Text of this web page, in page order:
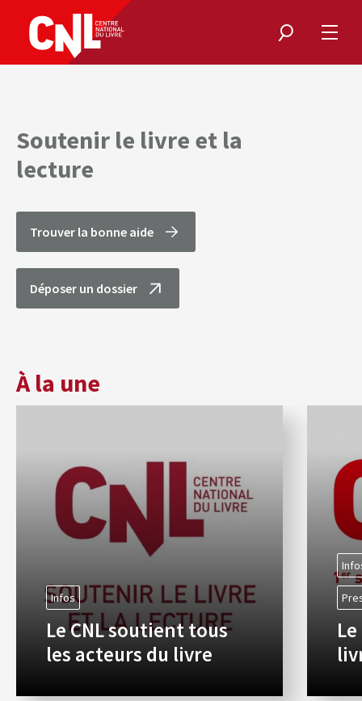
Rechercher
le
Soutenir le livre et la
lecture
Trouver la bonne aide
Déposer un dossier
À la une
Infos
Le CNL soutient tous
les acteurs du livre